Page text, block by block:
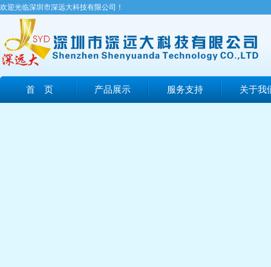
欢迎光临深圳市深远大科技有限公司！
首 页 产品展示 服务支持 关于我